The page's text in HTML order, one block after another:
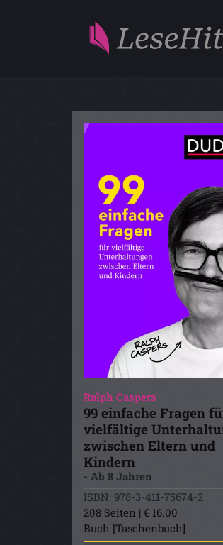
Ralph Caspers
99 einfache Fragen
vielfältige
zwischen Eltern und
Kindern
- Ab 8 Jahren
ISBN: 978-3-411-75674-2
208 Seiten | € 16.00
Buch [Taschenbuch]